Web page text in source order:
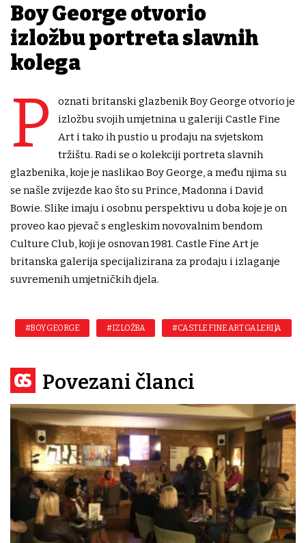
Boy George otvorio
izložbu portreta slavnih
kolega
P
oznati britanski glazbenik Boy George otvorio je
izložbu svojih umjetnina u galeriji Castle Fine
Art i tako ih pustio u prodaju na svjetskom
tržištu. Radi se o kolekciji portreta slavnih
glazbenika, koje je naslikao Boy George, a među njima su
se našle zvijezde kao što su Prince, Madonna i David
Bowie. Slike imaju i osobnu perspektivu u doba koje je on
proveo kao pjevač s engleskim novovalnim bendom
Culture Club, koji je osnovan 1981. Castle Fine Art je
britanska galerija specijalizirana za prodaju i izlaganje
suvremenih umjetničkih djela.
#BOY GEORGE #IZLOŽBA #CASTLE FINE ART GALERIJA
Povezani članci